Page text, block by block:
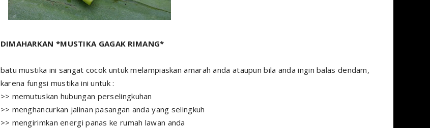
DIMAHARKAN *MUSTIKA GAGAK RIMANG*
batu mustika ini sangat cocok untuk melampiaskan amarah anda ataupun bila anda ingin balas dendam,
karena fungsi mustika ini untuk :
>> memutuskan hubungan perselingkuhan
>> menghancurkan jalinan pasangan anda yang selingkuh
>> mengirimkan energi panas ke rumah lawan anda